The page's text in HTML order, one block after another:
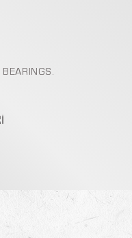
BEARINGS